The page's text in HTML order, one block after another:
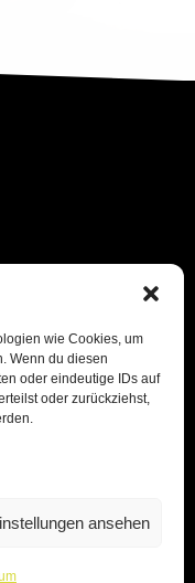
wie Cookies, um
Wenn du diesen
oder eindeutige IDs auf
oder zurückziehst,
ansehen